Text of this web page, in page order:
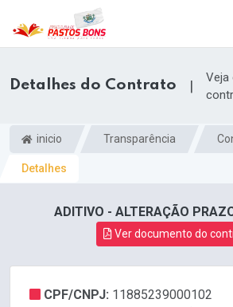
Detalhes do Contrato |
Veja
inicio Transparência
Detalhes
ADITIVO - ALTERAÇÃO
Ver documento do
CPF/CNPJ: 11885239000102